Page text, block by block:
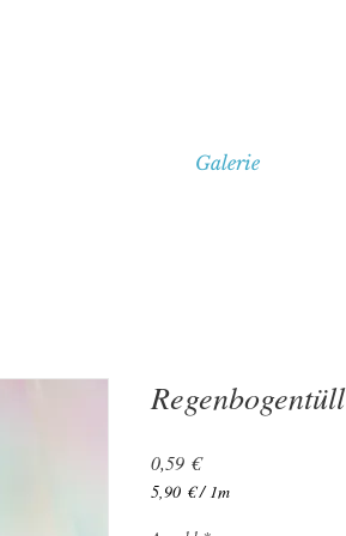
Galerie
Regenbogentüll
0,59 €Preis
5,90 € /1m